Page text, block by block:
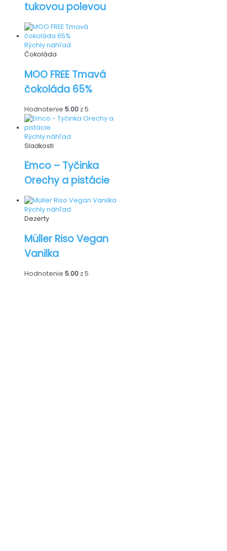
tukovou polevou
Rýchly náhľad
Čokoláda
MOO FREE Tmavá
čokoláda 65%
Hodnotenie 5.00 z 5
Rýchly náhľad
Sladkosti
Emco – Tyčinka
Orechy a pistácie
Rýchly náhľad
Dezerty
Müller Riso Vegan
Vanilka
Hodnotenie 5.00 z 5